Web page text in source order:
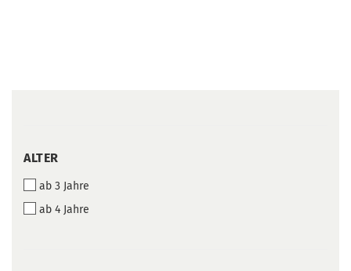
ALTER
ALTER
ab 3 Jahre
ab 4 Jahre